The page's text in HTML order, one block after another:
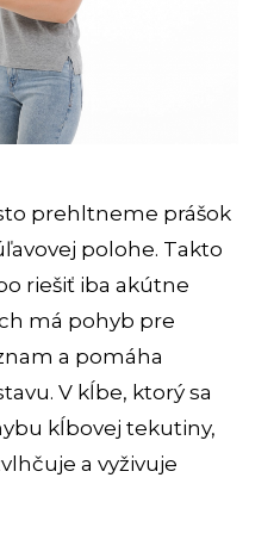
prehltneme prášok
polohe. Takto
riešiť iba akútne
má pohyb pre
a pomáha
V kĺbe, ktorý sa
kĺbovej tekutiny,
a vyživuje